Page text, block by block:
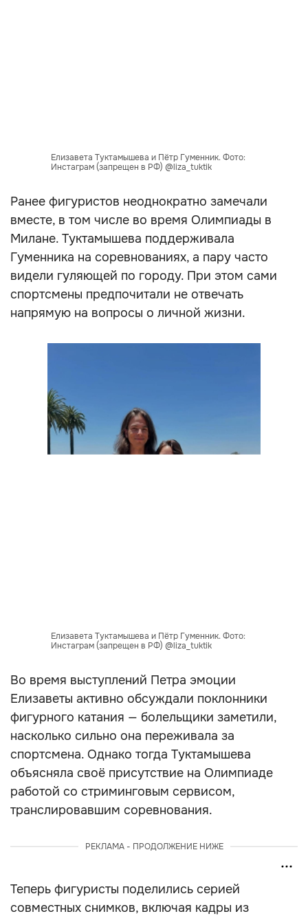
Елизавета Туктамышева и Пётр Гуменник. Фото:
Инстаграм (запрещен в РФ) @liza_tuktik
Ранее фигуристов неоднократно замечали
вместе, в том числе во время Олимпиады в
Милане. Туктамышева поддерживала
Гуменника на соревнованиях, а пару часто
видели гуляющей по городу. При этом сами
спортсмены предпочитали не отвечать
напрямую на вопросы о личной жизни.
Елизавета Туктамышева и Пётр Гуменник. Фото:
Инстаграм (запрещен в РФ) @liza_tuktik
Во время выступлений Петра эмоции
Елизаветы активно обсуждали поклонники
фигурного катания — болельщики заметили,
насколько сильно она переживала за
спортсмена. Однако тогда Туктамышева
объясняла своё присутствие на Олимпиаде
работой со стриминговым сервисом,
транслировавшим соревнования.
РЕКЛАМА - ПРОДОЛЖЕНИЕ НИЖЕ
Теперь фигуристы поделились серией
совместных снимков, включая кадры из